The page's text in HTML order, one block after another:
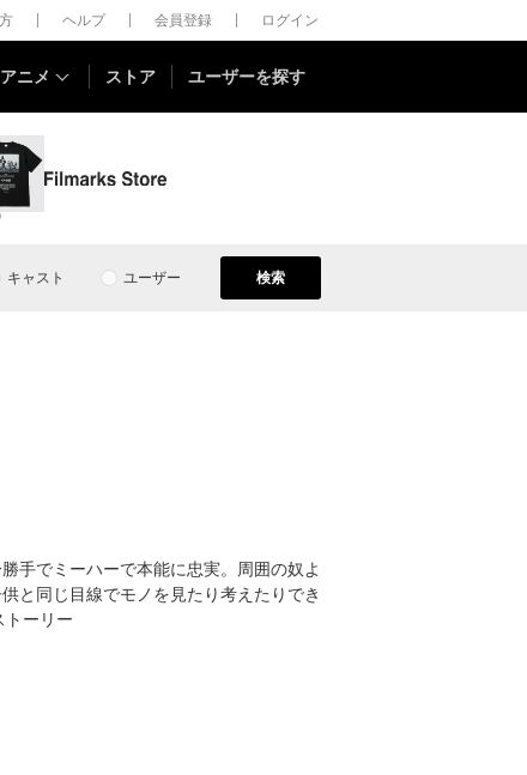
ヘルプ 会員登録 ログイン
アニメ ストア ユーザーを探す
キャスト ユーザー 検索
手でミーハーで本能に忠実。周囲の奴よ
と同じ目線でモノを見たり考えたりでき
トーリー